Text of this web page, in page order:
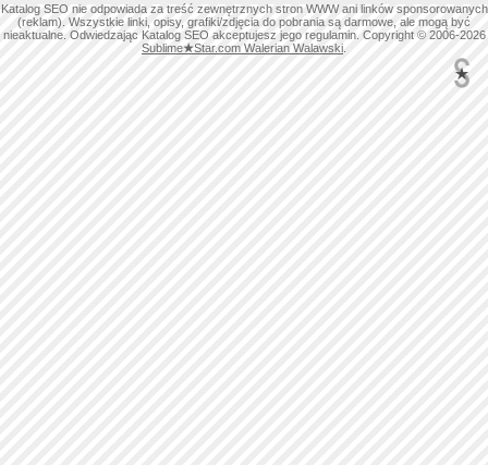
Katalog SEO nie odpowiada za treść zewnętrznych stron WWW ani linków sponsorowanych
(reklam). Wszystkie linki, opisy, grafiki/zdjęcia do pobrania są darmowe, ale mogą być
nieaktualne. Odwiedzając Katalog SEO akceptujesz jego regulamin. Copyright © 2006-2026
Sublime★Star.com Walerian Walawski